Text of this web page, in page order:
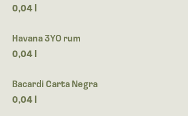
0,04 l
Havana 3YO rum
0,04 l
Bacardi Carta Negra
0,04 l